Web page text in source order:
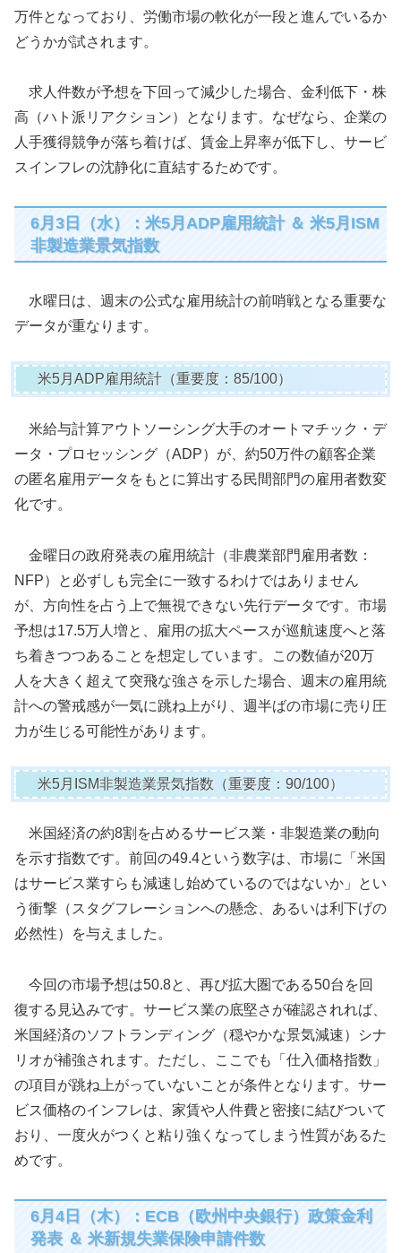
万件となっており、労働市場の軟化が一段と進んでいるか
どうかが試されます。
求人件数が予想を下回って減少した場合、金利低下・株
高（ハト派リアクション）となります。なぜなら、企業の
人手獲得競争が落ち着けば、賃金上昇率が低下し、サービ
スインフレの沈静化に直結するためです。
6月3日（水）：米5月ADP雇用統計 ＆ 米5月ISM
非製造業景気指数
水曜日は、週末の公式な雇用統計の前哨戦となる重要な
データが重なります。
米5月ADP雇用統計（重要度：85/100）
米給与計算アウトソーシング大手のオートマチック・デ
ータ・プロセッシング（ADP）が、約50万件の顧客企業
の匿名雇用データをもとに算出する民間部門の雇用者数変
化です。
金曜日の政府発表の雇用統計（非農業部門雇用者数：
NFP）と必ずしも完全に一致するわけではありません
が、方向性を占う上で無視できない先行データです。市場
予想は17.5万人増と、雇用の拡大ペースが巡航速度へと落
ち着きつつあることを想定しています。この数値が20万
人を大きく超えて突飛な強さを示した場合、週末の雇用統
計への警戒感が一気に跳ね上がり、週半ばの市場に売り圧
力が生じる可能性があります。
米5月ISM非製造業景気指数（重要度：90/100）
米国経済の約8割を占めるサービス業・非製造業の動向
を示す指数です。前回の49.4という数字は、市場に「米国
はサービス業すらも減速し始めているのではないか」とい
う衝撃（スタグフレーションへの懸念、あるいは利下げの
必然性）を与えました。
今回の市場予想は50.8と、再び拡大圏である50台を回
復する見込みです。サービス業の底堅さが確認されれば、
米国経済のソフトランディング（穏やかな景気減速）シナ
リオが補強されます。ただし、ここでも「仕入価格指数」
の項目が跳ね上がっていないことが条件となります。サー
ビス価格のインフレは、家賃や人件費と密接に結びついて
おり、一度火がつくと粘り強くなってしまう性質があるた
めです。
6月4日（木）：ECB（欧州中央銀行）政策金利
発表 ＆ 米新規失業保険申請件数